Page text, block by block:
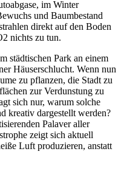
im Winter
und Baumbestand
direkt auf den Boden
nichts zu tun.
städtischen Park an einem
Häuserschlucht. Wenn nun
zu pflanzen, die Stadt zu
zur Verdunstung zu
sich nur, warum solche
kreativ dargestellt werden?
Palaver aller
zeigt sich aktuell
Luft produzieren, anstatt